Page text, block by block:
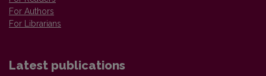
For Authors
For Librarians
Latest publications